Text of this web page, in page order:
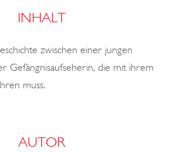
INHALT
zwischen einer jungen
Gefängnisaufseherin, die mit ihrem
muss.
AUTOR